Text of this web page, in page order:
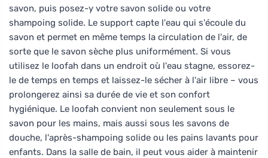
savon, puis posez-y votre savon solide ou votre
shampoing solide. Le support capte l'eau qui s'écoule du
savon et permet en même temps la circulation de l'air, de
sorte que le savon sèche plus uniformément. Si vous
utilisez le loofah dans un endroit où l'eau stagne, essorez-
le de temps en temps et laissez-le sécher à l'air libre – vous
prolongerez ainsi sa durée de vie et son confort
hygiénique. Le loofah convient non seulement sous le
savon pour les mains, mais aussi sous les savons de
douche, l'après-shampoing solide ou les pains lavants pour
enfants. Dans la salle de bain, il peut vous aider à maintenir